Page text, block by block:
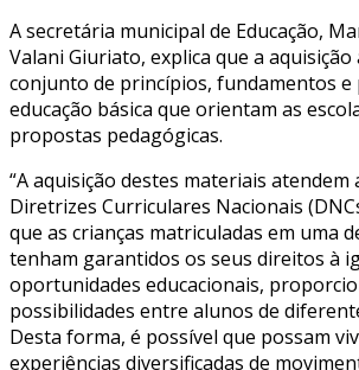
A secretária municipal de Educação,
Valani Giuriato, explica que a aquisição
conjunto de princípios, fundamentos e
educação básica que orientam as
propostas pedagógicas.
“A aquisição destes materiais
Diretrizes Curriculares Nacionais
que as crianças matriculadas em uma
tenham garantidos os seus direitos à
oportunidades educacionais,
possibilidades entre alunos de
Desta forma, é possível que possam
experiências diversificadas de